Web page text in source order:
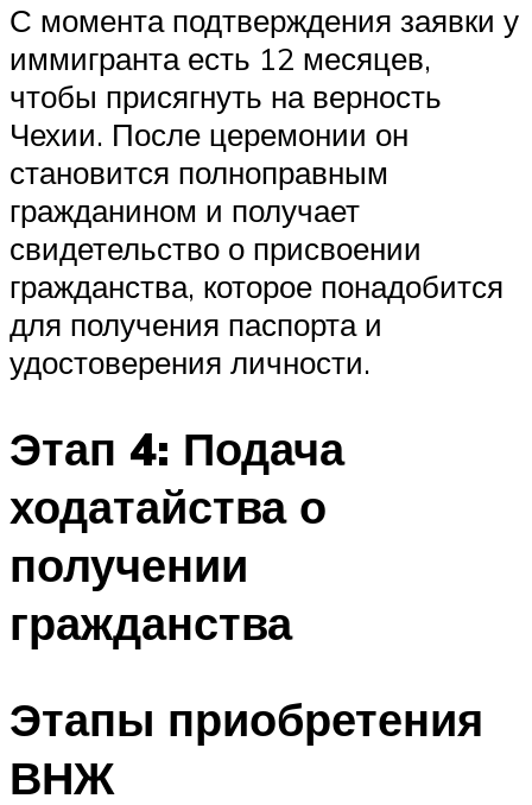
С момента подтверждения заявки у
иммигранта есть 12 месяцев,
чтобы присягнуть на верность
Чехии. После церемонии он
становится полноправным
гражданином и получает
свидетельство о присвоении
гражданства, которое понадобится
для получения паспорта и
удостоверения личности.
Этап 4: Подача
ходатайства о
получении
гражданства
Этапы приобретения
ВНЖ